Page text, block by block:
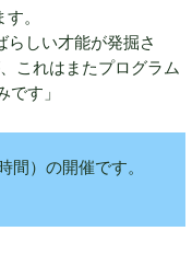
。
らしい才能が発掘さ
これはまたプログラム
す」
間）の開催です。